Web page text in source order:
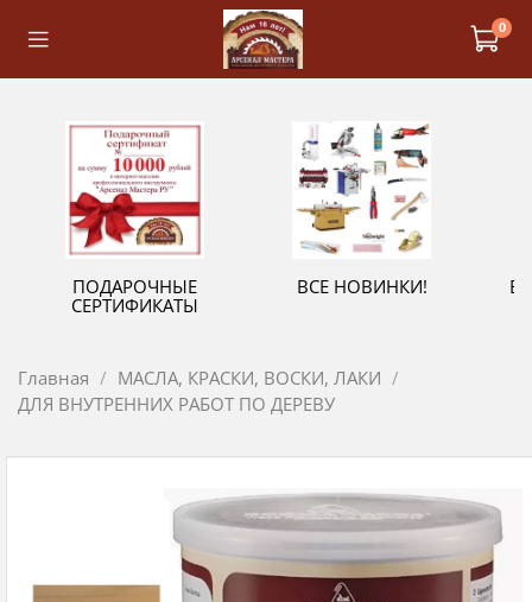
0
ПОДАРОЧНЫЕ
СЕРТИФИКАТЫ
ВСЕ НОВИНКИ!
Главная
МАСЛА, КРАСКИ, ВОСКИ, ЛАКИ
ДЛЯ ВНУТРЕННИХ РАБОТ ПО ДЕРЕВУ